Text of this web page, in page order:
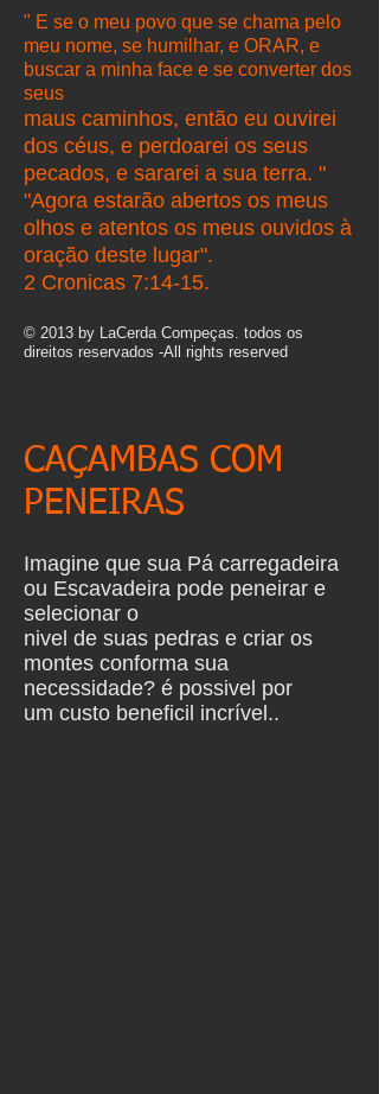
" E se o meu povo que se chama pelo
meu nome, se humilhar, e ORAR, e
buscar a minha face e se converter dos
seus
maus caminhos, então eu ouvirei
dos céus, e perdoarei os seus
pecados, e sararei a sua terra. "
"Agora estarão abertos os meus
olhos e atentos os meus ouvidos à
oração deste lugar".
2 Cronicas 7:14-15.
© 2013 by LaCerda Compeças. todos os
direitos reservados -All rights reserved
CAÇAMBAS COM
PENEIRAS
Imagine que sua Pá carregadeira
ou Escavadeira pode peneirar e
selecionar o
nivel de suas pedras e criar os
montes conforma sua
necessidade? é possivel por
um custo beneficil incrível..